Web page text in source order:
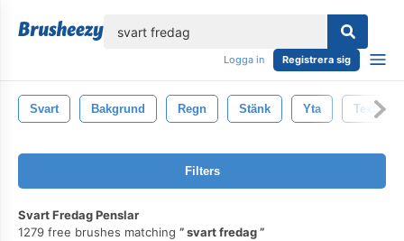
Logga in Registrera sig
Svart Bakgrund Regn Stänk Yta Textur
Filters
Svart Fredag Penslar
1279 free brushes matching
svart fredag